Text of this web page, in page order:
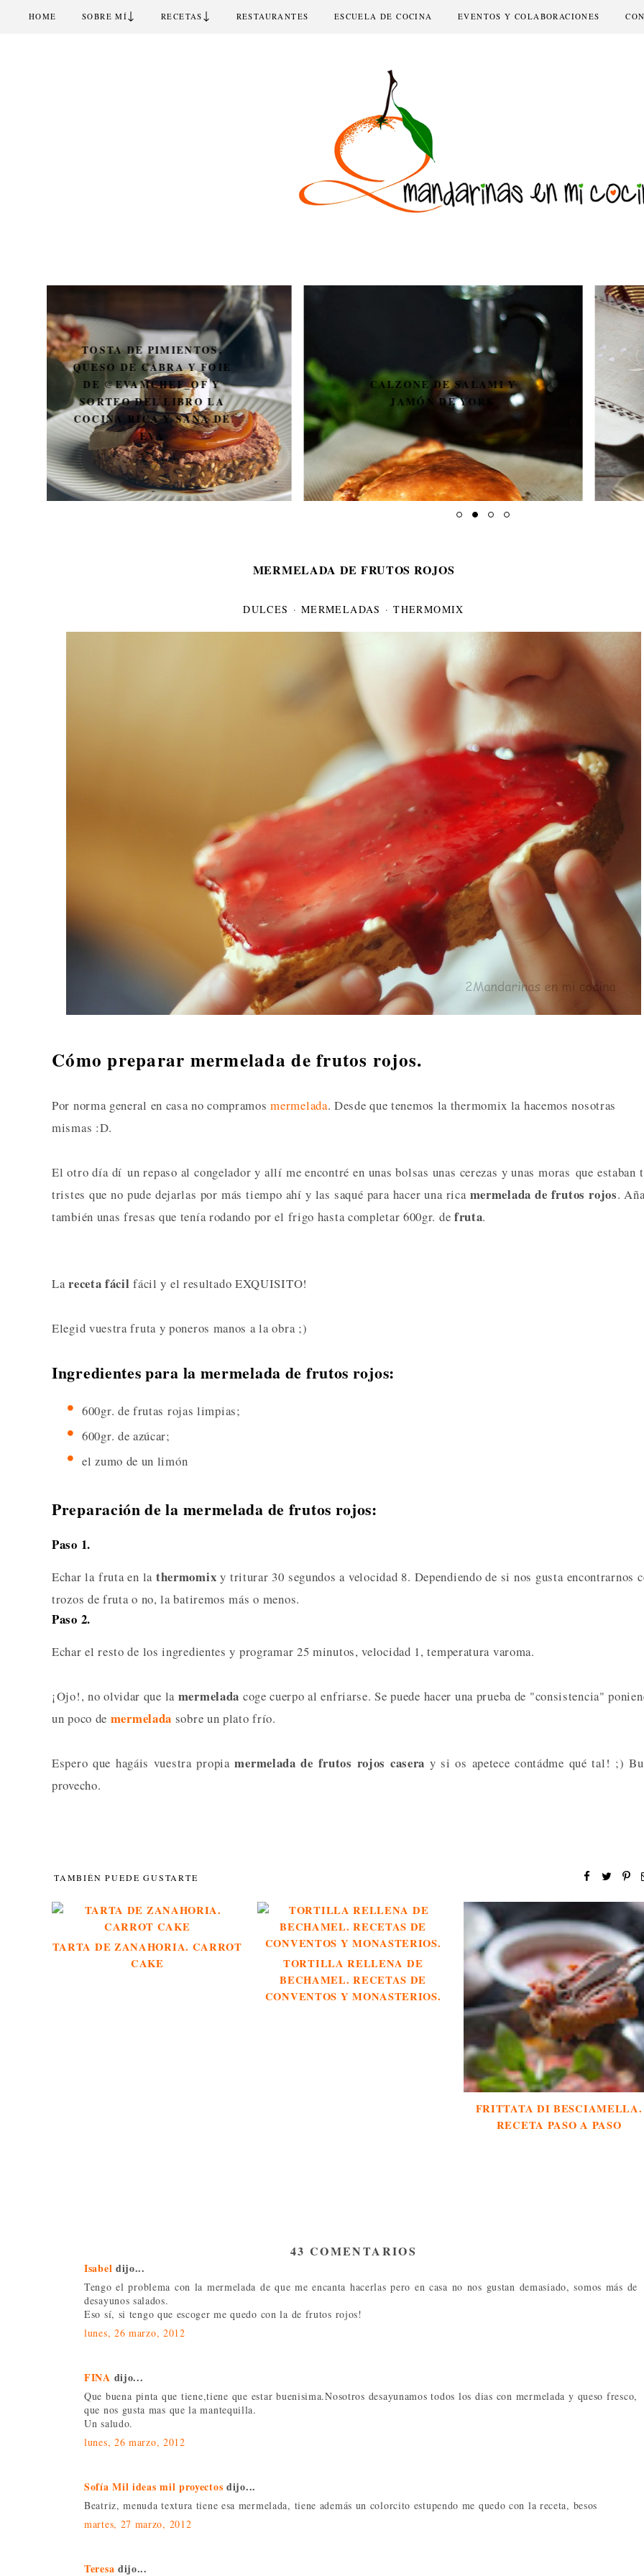
HOME SOBRE MÍ↓ RECETAS ↓ RESTAURANTES ESCUELA DE COCINA EVENTOS Y COLABORACIONES
CALZONE DE SALAMI Y
JAMÓN DE YORK
ESPÁRRAGOS CON CREMA
DE CEBOLLA Y AVELLANAS
Y SORTEO CESTA DE LIDL
#TUNAVIDADPERFECTA
MERMELADA DE FRUTOS ROJOS
DULCES · MERMELADAS ·THERMOMIX
Cómo preparar mermelada de frutos rojos.
Por norma general en casa no compramosmermelada. Desde que tenemos la thermomix la hacemos nosotras
mismas :D.
El otro día dí un repaso al congelador y allí me encontré en unas bolsas unas cerezas y unas moras que estaban
tristes que no pude dejarlas por más tiempo ahí y las saqué para hacer una rica mermelada de frutos rojos.
también unas fresas que tenía rodando por el frigo hasta completar 600gr. de fruta.
Lareceta fácil fácil y el resultado EXQUISITO!
Elegid vuestra fruta y poneros manos a la obra ;)
Ingredientes para la mermelada de frutos rojos:
600gr. de frutas rojas limpias;
600gr. de azúcar;
el zumo de un limón
Preparación de la mermelada de frutos rojos:
Paso 1.
Echar la fruta en la thermomix y triturar 30 segundos a velocidad 8. Dependiendo de si nos gusta encontrarnos
trozos de fruta o no, la batiremos más o menos.
Paso 2.
Echar el resto de los ingredientes y programar 25 minutos, velocidad 1, temperatura varoma.
¡Ojo!, no olvidar que la mermelada coge cuerpo al enfriarse. Se puede hacer una prueba de "consistencia"
un poco de mermelada sobre un plato frío.
Espero que hagáis vuestra propiamermelada de frutos rojos casera y si os apetece contádme qué tal! ;)
provecho.
TAMBIÉN PUEDE GUSTARTE
TARTA DE ZANAHORIA. CARROT
CAKE
TORTILLA RELLENA DE
BECHAMEL. RECETAS DE
CONVENTOS Y MONASTERIOS.
FRITTATA DI BESCIAMELLA.
RECETA PASO A PASO
43 COMENTARIOS
Isabel dijo...
Tengo el problema con la mermelada de que me encanta hacerlas pero en casa no nos gustan demasiado, somos más de
desayunos salados.
Eso sí, si tengo que escoger me quedo con la de frutos rojos!
lunes, 26 marzo, 2012
FINA dijo...
Que buena pinta que tiene,tiene que estar buenisima.Nosotros desayunamos todos los dias con mermelada y queso fresco,
que nos gusta mas que la mantequilla.
Un saludo.
lunes, 26 marzo, 2012
Sofía Mil ideas mil proyectos dijo...
Beatriz, menuda textura tiene esa mermelada, tiene además un colorcito estupendo me quedo con la receta, besos
martes, 27 marzo, 2012
Teresa dijo...